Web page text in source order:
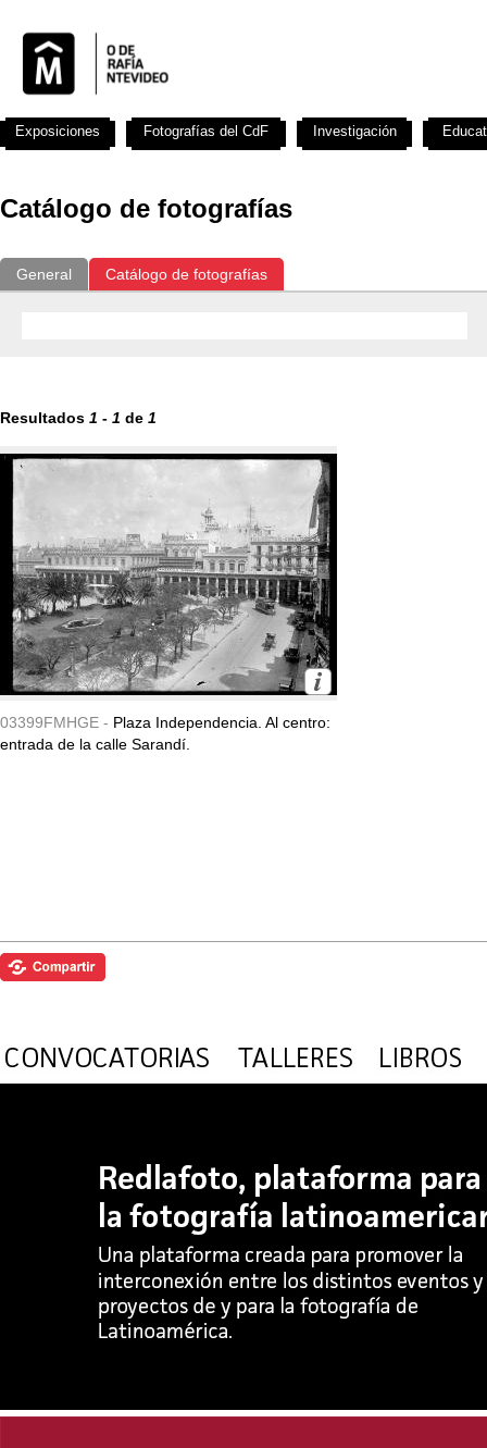
Catálogo de fotografías
General Catálogo de fotografías
Resultados 1 - 1 de 1
03399FMHGE - Plaza Independencia. Al centro:
entrada de la calle Sarandí.
Exposiciones Fotografías del CdF Investigación